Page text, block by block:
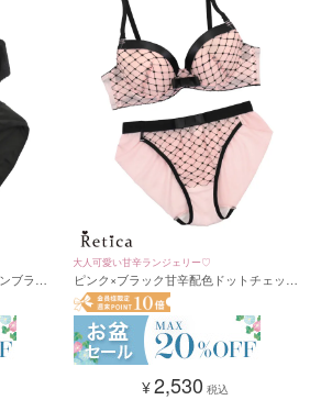
ブラジ
～F/65
大人可愛い甘辛ランジェリー♡
ピンク×ブラック甘辛配色ドットチェック
リボンブラジャー&ショーツセット(ライ
トブルー)(A～F/65～80)
¥2,530 税込